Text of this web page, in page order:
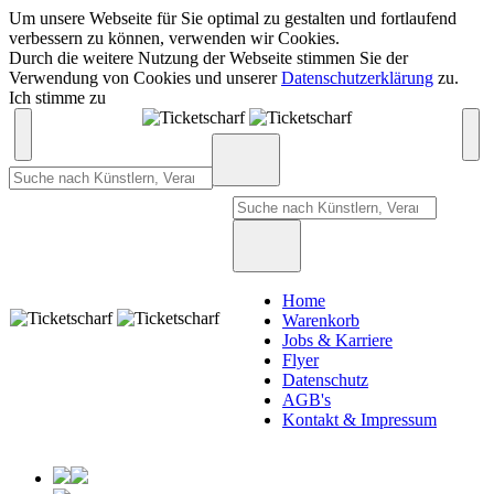
Um unsere Webseite für Sie optimal zu gestalten und fortlaufend
verbessern zu können, verwenden wir Cookies.
Durch die weitere Nutzung der Webseite stimmen Sie der
Verwendung von Cookies und unsererDatenschutzerklärung zu.
Ich stimme zu
Home
Warenkorb
Jobs & Karriere
Flyer
Datenschutz
AGB's
Kontakt & Impressum